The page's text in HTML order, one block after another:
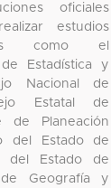
oficiales
estudios
como el
Estadística y
Nacional de
Estatal de
de Planeación
del Estado de
del Estado de
Geografía y